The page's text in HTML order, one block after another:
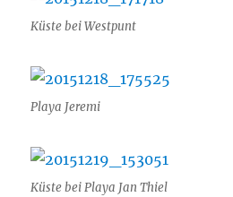
Küste bei Westpunt
Playa Jeremi
Küste bei Playa Jan Thiel